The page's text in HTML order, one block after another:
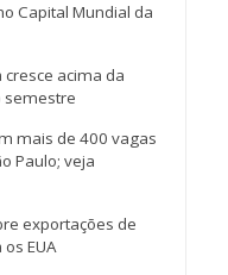
Capital Mundial da
acima da
semestre
mais de 400 vagas
Paulo; veja
exportações de
EUA